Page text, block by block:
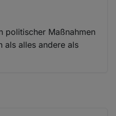
politischer Maßnahmen
als alles andere als